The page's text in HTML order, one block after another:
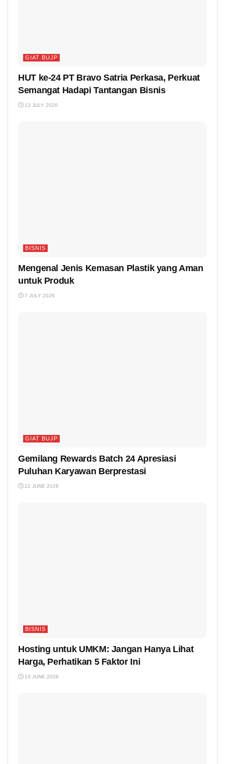
GIAT BUJP
HUT ke-24 PT Bravo Satria Perkasa, Perkuat
Semangat Hadapi Tantangan Bisnis
13 JULY 2026
BISNIS
Mengenal Jenis Kemasan Plastik yang Aman
untuk Produk
7 JULY 2026
GIAT BUJP
Gemilang Rewards Batch 24 Apresiasi
Puluhan Karyawan Berprestasi
22 JUNE 2026
BISNIS
Hosting untuk UMKM: Jangan Hanya Lihat
Harga, Perhatikan 5 Faktor Ini
13 JUNE 2026